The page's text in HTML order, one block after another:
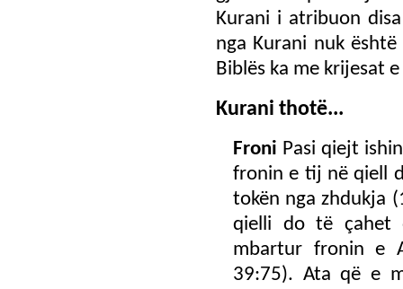
Kurani i atribuon
nga Kurani nuk
Biblës ka me krijesat
Kurani thotë...
Froni Pasi qiejt
fronin e tij në qiell
tokën nga zhdukja
qielli do të çahet
mbartur fronin e
39:75). Ata që e